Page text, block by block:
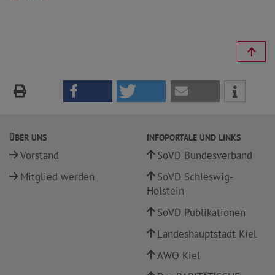
ÜBER UNS
Vorstand
Mitglied werden
INFOPORTALE UND LINKS
SoVD Bundesverband
SoVD Schleswig-
Holstein
SoVD Publikationen
Landeshauptstadt Kiel
AWO Kiel